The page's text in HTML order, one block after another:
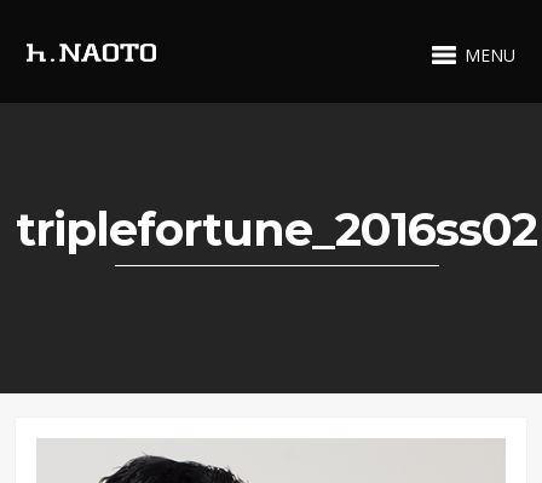
MENU
triplefortune_2016ss02